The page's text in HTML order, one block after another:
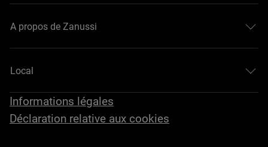
A propos de Zanussi
Local
Informations légales
Déclaration relative aux cookies